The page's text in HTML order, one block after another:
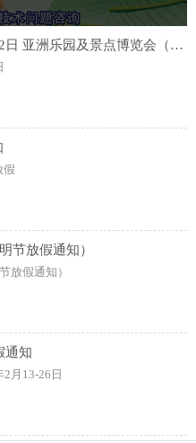
2026年5月10-12日 亚洲乐园及景点博览会（AAA）展
假
节放假通知）
放假通知）
通知
月13-26日